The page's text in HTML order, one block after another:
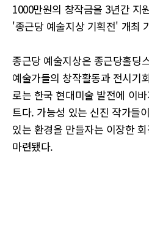
1000만원의 창작금을 3년간 지
'종근당 예술지상 기획전' 개최
종근당 예술지상은 종근당홀딩
예술가들의 창작활동과 전시기
로는 한국 현대미술 발전에 이
트다. 가능성 있는 신진 작가들
있는 환경을 만들자는 이장한
마련됐다.